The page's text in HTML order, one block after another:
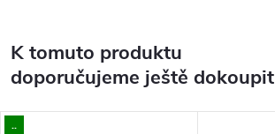
K tomuto produktu
doporučujeme ještě dokoupit
..